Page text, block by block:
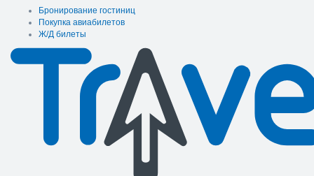
Бронирование гостиниц
Покупка авиабилетов
Ж/Д билеты